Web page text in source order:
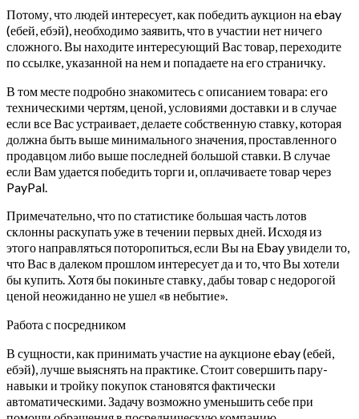
Потому, что людей интересует, как победить аукцион на ebay
(ебей, ебэй), необходимо заявить, что в участии нет ничего
сложного. Вы находите интересующий Вас товар, переходите
по ссылке, указанной на нем и попадаете на его страничку.
В том месте подробно знакомитесь с описанием товара: его
техническими чертям, ценой, условиями доставки и в случае
если все Вас устраивает, делаете собственную ставку, которая
должна быть выше минимального значения, проставленного
продавцом либо выше последней большой ставки. В случае
если Вам удается победить торги и, оплачиваете товар через
PayPal.
Примечательно, что по статистике большая часть лотов
склонны раскупать уже в течении первых дней. Исходя из
этого направляться поторопиться, если Вы на Ebay увидели то,
что Вас в далеком прошлом интересует да и то, что Вы хотели
бы купить. Хотя бы покиньте ставку, дабы товар с недорогой
ценой неожиданно не ушел «в небытие».
Работа с посредником
В сущности, как принимать участие на аукционе ebay (ебей,
ебэй), лучше выяснять на практике. Стоит совершить пару-
навыки и тройку покупок становятся фактически
автоматическими. Задачу возможно уменьшить себе при